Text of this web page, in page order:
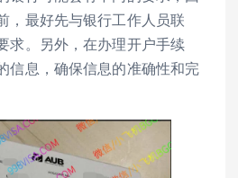
，最好先与银行工作人员联
求。另外，在办理开户手续
信息，确保信息的准确性和完